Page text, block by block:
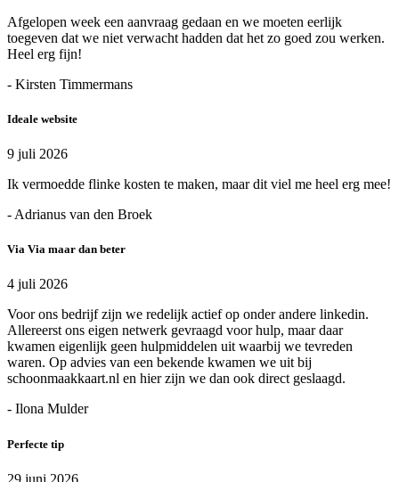
Afgelopen week een aanvraag gedaan en we moeten eerlijk
toegeven dat we niet verwacht hadden dat het zo goed zou werken.
Heel erg fijn!
- Kirsten Timmermans
Ideale website
9 juli 2026
Ik vermoedde flinke kosten te maken, maar dit viel me heel erg mee!
- Adrianus van den Broek
Via Via maar dan beter
4 juli 2026
Voor ons bedrijf zijn we redelijk actief op onder andere linkedin.
Allereerst ons eigen netwerk gevraagd voor hulp, maar daar
kwamen eigenlijk geen hulpmiddelen uit waarbij we tevreden
waren. Op advies van een bekende kwamen we uit bij
schoonmaakkaart.nl en hier zijn we dan ook direct geslaagd.
- Ilona Mulder
Perfecte tip
29 juni 2026